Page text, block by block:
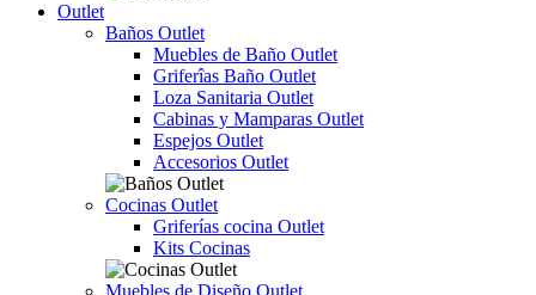
Outlet
Baños Outlet
Muebles de Baño Outlet
Griferîas Baño Outlet
Loza Sanitaria Outlet
Cabinas y Mamparas Outlet
Espejos Outlet
Accesorios Outlet
Cocinas Outlet
Griferías cocina Outlet
Kits Cocinas
Muebles de Diseño Outlet